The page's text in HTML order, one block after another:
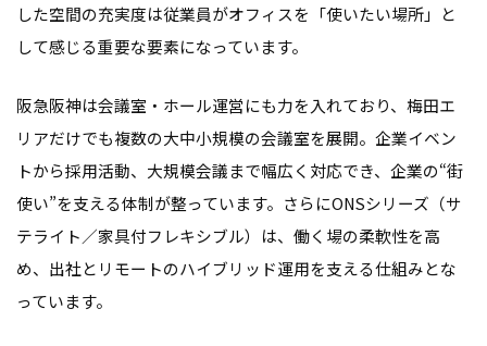
した空間の充実度は従業員がオフィスを「使いたい場所」と
して感じる重要な要素になっています。
阪急阪神は会議室・ホール運営にも力を入れており、梅田エ
リアだけでも複数の大中小規模の会議室を展開。企業イベン
トから採用活動、大規模会議まで幅広く対応でき、企業の“街
使い”を支える体制が整っています。さらにONSシリーズ（サ
テライト／家具付フレキシブル）は、働く場の柔軟性を高
め、出社とリモートのハイブリッド運用を支える仕組みとな
っています。